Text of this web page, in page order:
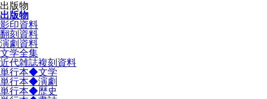
出版物
出版物
影印資料
翻刻資料
演劇資料
文学全集
近代雑誌複刻資料
単行本◆文学
単行本◆演劇
単行本◆歴史